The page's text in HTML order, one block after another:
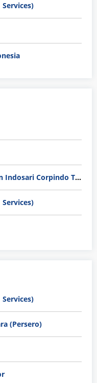
Lowongan Kerja PT Nippon Indosari Corpindo Tbk. Bulan Agustus 2026
(Persero)